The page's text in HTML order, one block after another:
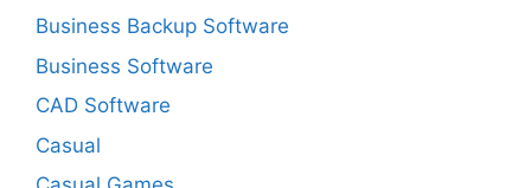
Business Backup Software
Business Software
CAD Software
Casual